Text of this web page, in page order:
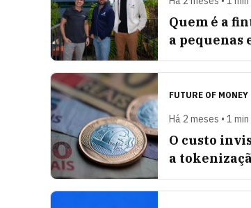
Quem é a
a pequenas
FUTURE OF MONEY
Há 2 meses • 1
O custo
a